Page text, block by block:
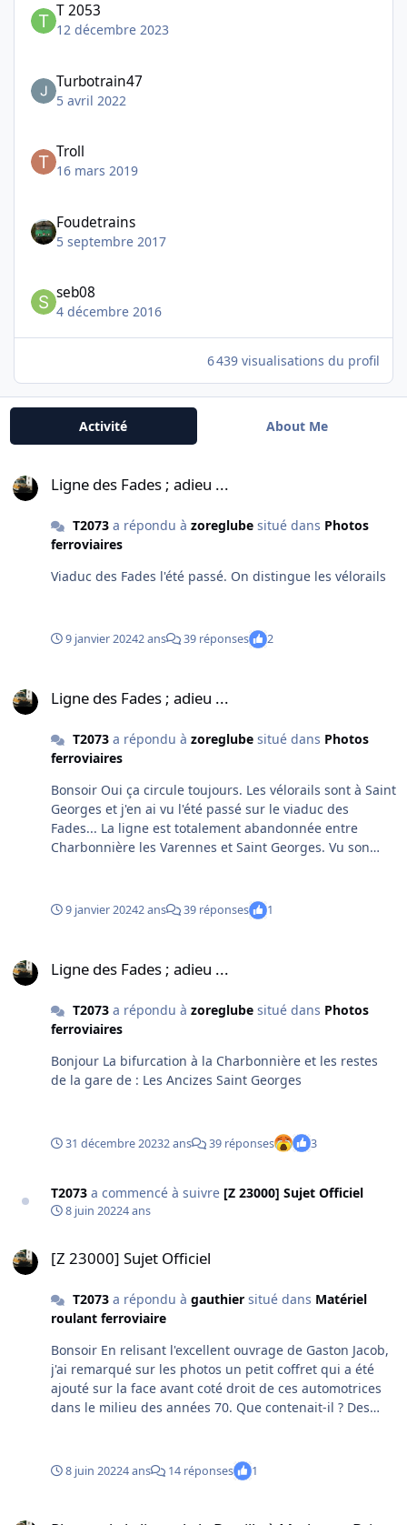
T 2053
12 décembre 2023
Turbotrain47
5 avril 2022
Troll
16 mars 2019
Foudetrains
5 septembre 2017
seb08
4 décembre 2016
6 439 visualisations du profil
Activité About Me
Ligne des Fades ; adieu ...
T2073a répondu à zoreglubesitué dans Photos
ferroviaires
Viaduc des Fades l'été passé. On distingue les vélorails
9 janvier 20242 ans 39 réponses 2
Ligne des Fades ; adieu ...
T2073a répondu à zoreglubesitué dans Photos
ferroviaires
Bonsoir Oui ça circule toujours. Les vélorails sont à Saint
Georges et j'en ai vu l'été passé sur le viaduc des
Fades... La ligne est totalement abandonnée entre
Charbonnière les Varennes et Saint Georges. Vu son
1 km après la bifurcation de Charbonnière
9 janvier 20242 ans 39 réponses 1
Ligne des Fades ; adieu ...
T2073a répondu à zoreglubesitué dans Photos
ferroviaires
Bonjour La bifurcation à la Charbonnière et les restes
de la gare de : Les Ancizes Saint Georges
31 décembre 20232 ans 39 réponses 3
T2073 a commencé à suivre [Z 23000] Sujet Officiel
8 juin 20224 ans
[Z 23000] Sujet Officiel
T2073a répondu à gauthiersitué dans Matériel
roulant ferroviaire
Bonsoir En relisant l'excellent ouvrage de Gaston Jacob,
j'ai remarqué sur les photos un petit coffret qui a été
ajouté sur la face avant coté droit de ces automotrices
dans le milieu des années 70. Que contenait-il ? Des
Sans le boitier Boitier ajouté
8 juin 20224 ans 14 réponses 1